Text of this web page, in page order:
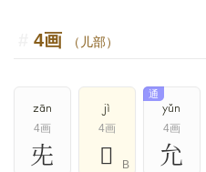
4画 （儿部）
zān
4画
兂
jì
4画
𠑶 B
yǔn
4画
通
允